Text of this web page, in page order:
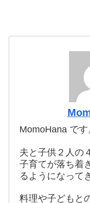
MomoHana です
夫と子供２人の
子育てが落ち着
るようになって
料理や子どもと